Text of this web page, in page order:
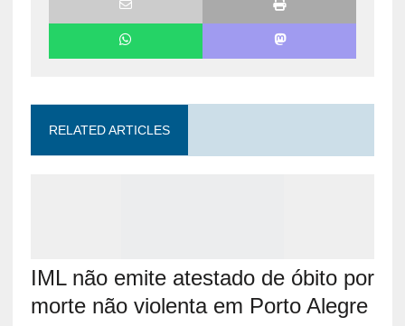
RELATED ARTICLES
IML não emite atestado de óbito por
morte não violenta em Porto Alegre